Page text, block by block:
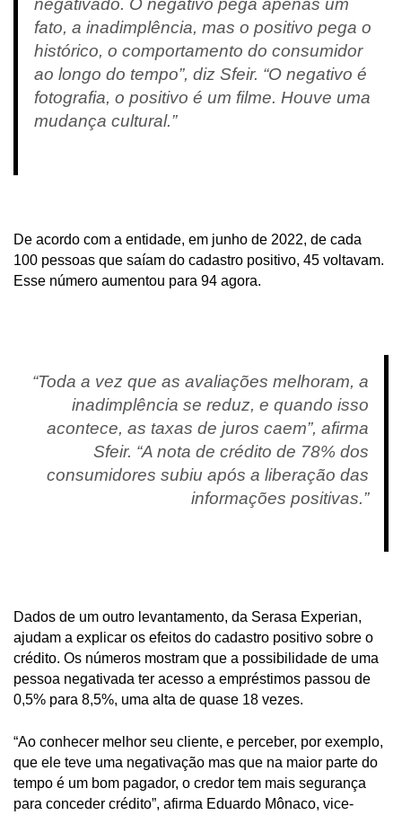
negativado. O negativo pega apenas um
fato, a inadimplência, mas o positivo pega o
histórico, o comportamento do consumidor
ao longo do tempo”, diz Sfeir. “O negativo é
fotografia, o positivo é um filme. Houve uma
mudança cultural.”
De acordo com a entidade, em junho de 2022, de cada
100 pessoas que saíam do cadastro positivo, 45 voltavam.
Esse número aumentou para 94 agora.
“Toda a vez que as avaliações melhoram, a
inadimplência se reduz, e quando isso
acontece, as taxas de juros caem”, afirma
Sfeir. “A nota de crédito de 78% dos
consumidores subiu após a liberação das
informações positivas.”
Dados de um outro levantamento, da Serasa Experian,
ajudam a explicar os efeitos do cadastro positivo sobre o
crédito. Os números mostram que a possibilidade de uma
pessoa negativada ter acesso a empréstimos passou de
0,5% para 8,5%, uma alta de quase 18 vezes.
“Ao conhecer melhor seu cliente, e perceber, por exemplo,
que ele teve uma negativação mas que na maior parte do
tempo é um bom pagador, o credor tem mais segurança
para conceder crédito”, afirma Eduardo Mônaco, vice-